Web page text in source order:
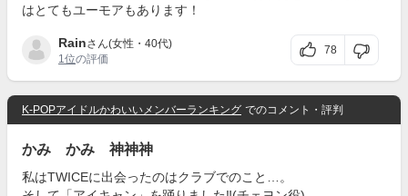
はとてもユーモアもあります！
Rainさん(女性・40代)
1位の評価
78
K-POPアイドルかわいいメンバーランキング でのコメント・評判
かみ かみ 神神神
私はTWICEに出会ったのはクラブでのこと…。